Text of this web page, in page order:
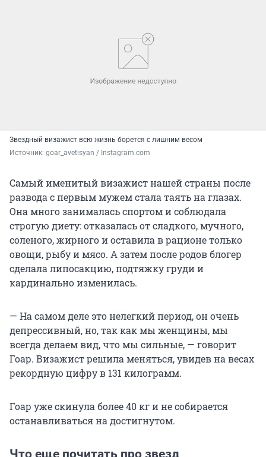
Звездный визажист всю жизнь борется с лишним весом
Источник: goar_avetisyan / Instagram.com
Самый именитый визажист нашей страны после
развода с первым мужем стала таять на глазах.
Она много занималась спортом и соблюдала
строгую диету: отказалась от сладкого, мучного,
соленого, жирного и оставила в рационе только
овощи, рыбу и мясо. А затем после родов блогер
сделала липосакцию, подтяжку груди и
кардинально изменилась.
— На самом деле это нелегкий период, он очень
депрессивный, но, так как мы женщины, мы
всегда делаем вид, что мы сильные, — говорит
Гоар. Визажист решила меняться, увидев на весах
рекордную цифру в 131 килограмм.
Гоар уже скинула более 40 кг и не собирается
останавливаться на достигнутом.
Что еще почитать про звезд